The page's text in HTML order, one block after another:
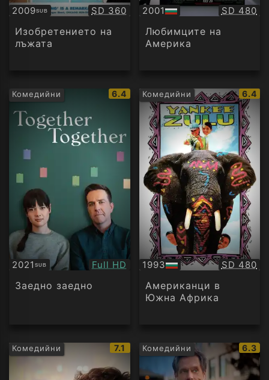
2009SUB
Субтитри Качество:
SD 360
Изобретението на
лъжата
2001
БГ
аудио
SD 480
Любимците на
Америка
Комедийни
IMDb
рейтинг:
6.4
2021SUB
Субтитри Качество:
Full HD
Заедно заедно
Комедийни
IMDb
6.4
1993
БГ
аудио
SD 480
Американци в
Южна Африка
Комедийни
IMDb
рейтинг:
7.1 Комедийни
IMDb
6.3